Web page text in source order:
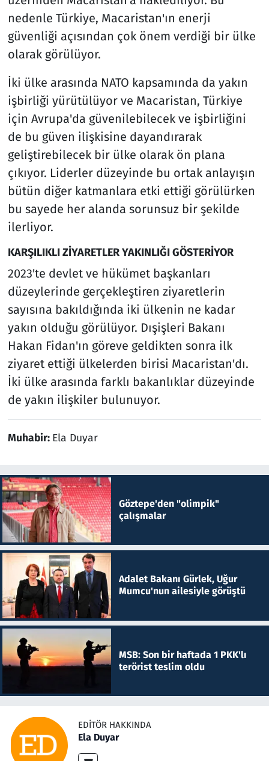
nedenle Türkiye, Macaristan'ın enerji
güvenliği açısından çok önem verdiği bir ülke
olarak görülüyor.
İki ülke arasında NATO kapsamında da yakın
işbirliği yürütülüyor ve Macaristan, Türkiye
için Avrupa'da güvenilebilecek ve işbirliğini
de bu güven ilişkisine dayandırarak
geliştirebilecek bir ülke olarak ön plana
çıkıyor. Liderler düzeyinde bu ortak anlayışın
bütün diğer katmanlara etki ettiği görülürken
bu sayede her alanda sorunsuz bir şekilde
ilerliyor.
KARŞILIKLI ZİYARETLER YAKINLIĞI GÖSTERİYOR
2023'te devlet ve hükümet başkanları
düzeylerinde gerçekleştiren ziyaretlerin
sayısına bakıldığında iki ülkenin ne kadar
yakın olduğu görülüyor. Dışişleri Bakanı
Hakan Fidan'ın göreve geldikten sonra ilk
ziyaret ettiği ülkelerden birisi Macaristan'dı.
İki ülke arasında farklı bakanlıklar düzeyinde
de yakın ilişkiler bulunuyor.
Muhabir: Ela Duyar
Göztepe'den "olimpik"
çalışmalar
Adalet Bakanı Gürlek, Uğur
Mumcu'nun ailesiyle görüştü
MSB: Son bir haftada 1 PKK'lı
terörist teslim oldu
EDITÖR HAKKINDA
Ela Duyar